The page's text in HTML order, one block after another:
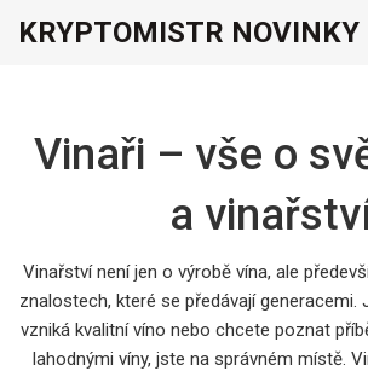
KRYPTOMISTR NOVINKY
Vinaři – vše o
a
Vinařství není jen o výrobě vína, ale
znalostech, které se předávají generacemi.
vzniká kvalitní víno nebo chcete poznat
lahodnými víny, jste na správném místě.